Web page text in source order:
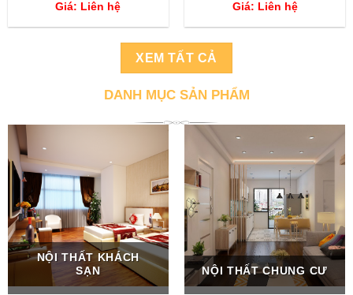
Giá: Liên hệ Giá: Liên hệ
XEM TẤT CẢ
DANH MỤC SẢN PHẨM
NỘI THẤT KHÁCH
SẠN
NỘI THẤT CHUNG CƯ